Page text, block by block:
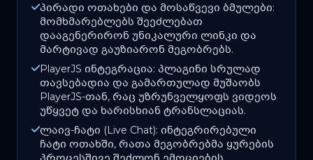
პირადი ოთახები და მოსაწვევი ბმულები:
მომხმარებლებს შეეძლებათ
დააგენერირონ უნიკალური ლინკი და
მარტივად გაუზიარონ მეგობრებს.
PlayerJS ინტეგრაცია: პლაგინი სრულად
თავსებადია და გამართულად მუშაობს
PlayerJS-თან, რაც უზრუნველყოფს ვიდეოს
უწყვეტ და ხარისხიან ტრანსლაციას.
ლაივ-ჩატი (Live Chat): ინტეგრირებული
ჩატი ოთახში, რათა მეგობრებმა ყურების